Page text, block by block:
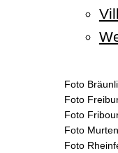
Foto
Foto
Foto
Foto
Foto